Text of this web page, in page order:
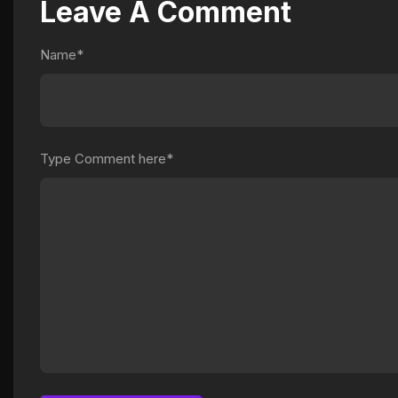
Leave A Comment
Name*
Type Comment here*